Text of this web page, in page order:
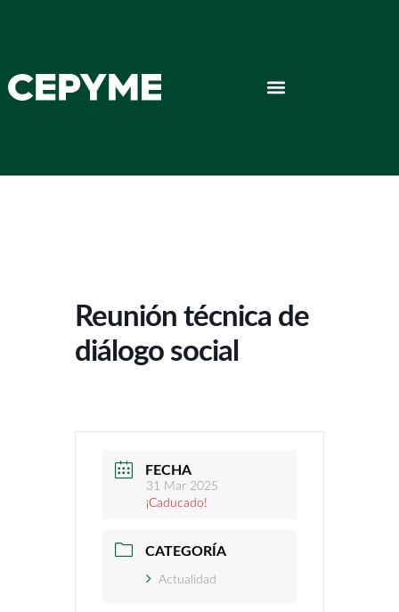
Reunión técnica de
diálogo social
FECHA
31 Mar 2025
¡Caducado!
CATEGORÍA
Actualidad